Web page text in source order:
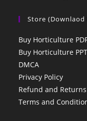
Store (Downlaod
Buy Horticulture
Buy Horticulture PPT
DMCA
Privacy Policy
Refund and
Terms and